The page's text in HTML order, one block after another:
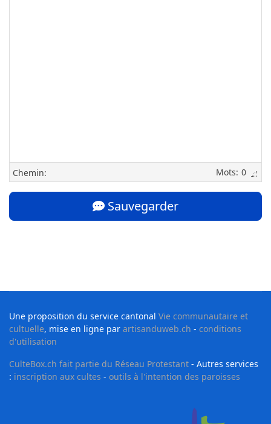
Chemin: 0
Sauvegarder
Une proposition du service cantonal Vie communautaire et
cultuelle, mise en ligne par artisanduweb.ch - conditions
d'utilisation
CulteBox.ch fait partie du Réseau Protestant - Autres services
: inscription aux cultes - outils à l'intention des paroisses